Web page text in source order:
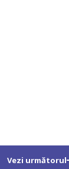
Vezi următorul